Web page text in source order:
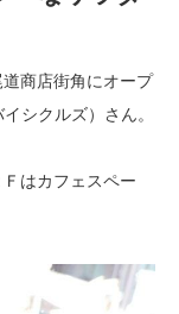
商店街角にオープ
シクルズ）さん。
はカフェスペー